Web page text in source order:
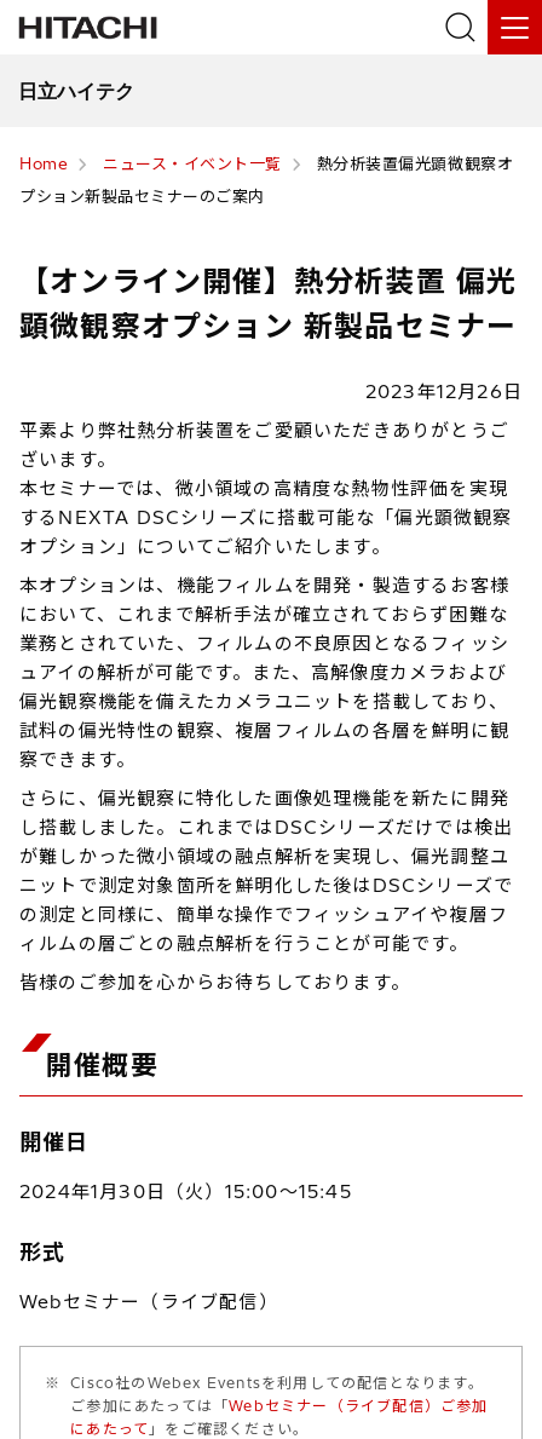
日立ハイテク
Home ニュース・イベント一覧
熱分析装置偏光顕微観察オ
プション新製品セミナーのご案内
【オンライン開催】熱分析装置 偏光
顕微観察オプション 新製品セミナー
2023年12月26日
平素より弊社熱分析装置をご愛顧いただきありがとうご
ざいます。
本セミナーでは、微小領域の高精度な熱物性評価を実現
するNEXTA DSCシリーズに搭載可能な「偏光顕微観察
オプション」についてご紹介いたします。
本オプションは、機能フィルムを開発・製造するお客様
において、これまで解析手法が確立されておらず困難な
業務とされていた、フィルムの不良原因となるフィッシ
ュアイの解析が可能です。また、高解像度カメラおよび
偏光観察機能を備えたカメラユニットを搭載しており、
試料の偏光特性の観察、複層フィルムの各層を鮮明に観
察できます。
さらに、偏光観察に特化した画像処理機能を新たに開発
し搭載しました。これまではDSCシリーズだけでは検出
が難しかった微小領域の融点解析を実現し、偏光調整ユ
ニットで測定対象箇所を鮮明化した後はDSCシリーズで
の測定と同様に、簡単な操作でフィッシュアイや複層フ
ィルムの層ごとの融点解析を行うことが可能です。
皆様のご参加を心からお待ちしております。
開催概要
開催日
2024年1月30日（火）15:00～15:45
形式
Webセミナー（ライブ配信）
※
Cisco社のWebex Eventsを利用しての配信となります。
ご参加にあたっては「Webセミナー（ライブ配信）ご参加
にあたって 」をご確認ください。